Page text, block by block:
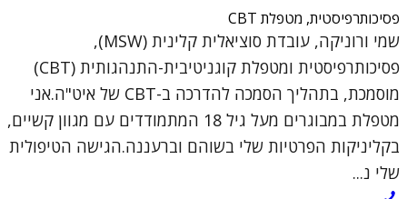
פסיכותרפיסטית, מטפלת CBT
שמי ורוניקה, עובדת סוציאלית קלינית (MSW),
פסיכותרפיסטית ומטפלת קוגניטיבית-התנהגותית (CBT)
מוסמכת, בתהליך הסמכה להדרכה ב-CBT של איט"ה.אני
מטפלת במבוגרים מעל גיל 18 המתמודדים עם מגוון קשיים,
בקליניקות הפרטיות שלי בשוהם וברעננה.הגישה הטיפולית
שלי נ...